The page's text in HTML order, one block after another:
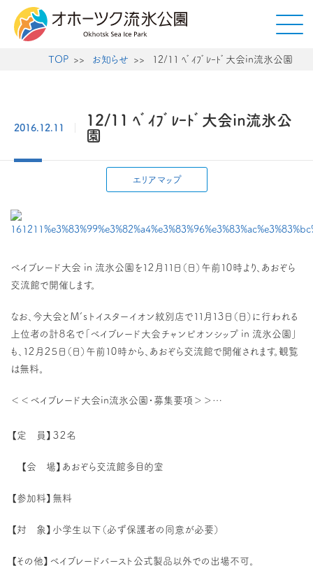
TOP お知らせ 12/11 ﾍﾞｲﾌﾞﾚｰﾄﾞ大会in流氷公園
2016.12.11
12/11 ﾍﾞｲﾌﾞﾚｰﾄﾞ大会in流氷公
園
エリアマップ
ベイブレード大会 in 流氷公園を１２月１１日（日）午前１０時より、あおぞら
交流館で開催します。
なお、今大会とＭ’ｓトイスターイオン紋別店で１１月１３日（日）に行われる
上位者の計８名で「ベイブレード大会チャンピオンシップ in 流氷公園」
も、１２月２５日（日）午前１０時から、あおぞら交流館で開催されます。観覧
は無料。
＜＜ベイブレード大会in流氷公園・募集要項＞＞ …
【定 員】３２名
【会 場】あおぞら交流館多目的室
【参加料】無料
【対 象】小学生以下（必ず保護者の同意が必要）
【その他】ベイブレードバースト公式製品以外での出場不可。